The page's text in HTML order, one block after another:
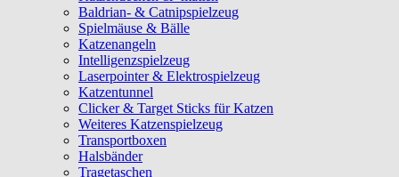
Baldrian- & Catnipspielzeug
Spielmäuse & Bälle
Katzenangeln
Intelligenzspielzeug
Laserpointer & Elektrospielzeug
Katzentunnel
Clicker & Target Sticks für Katzen
Weiteres Katzenspielzeug
Transportboxen
Halsbänder
Tragetaschen